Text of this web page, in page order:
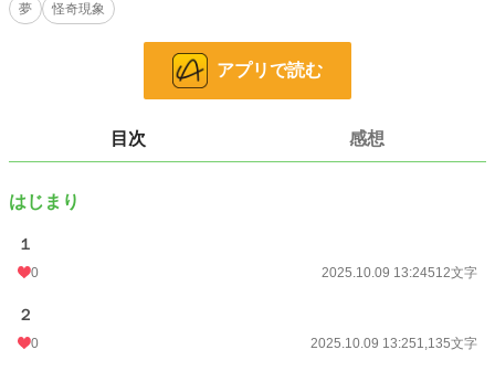
時々、改稿、修正、などしていきます汗 申し訳ありません汗
お暇つぶし程度にお読み下さいませ<(_ _)>
キャラ文芸 5,635 位 / 5,635 件
お気に入り
24h.ポイント
文字数
更新日時
初回公開日時
夢
怪奇現象
アプリで読む
目次 感想
はじまり
１
0 2025.10.09 13:24512文字
２
0 2025.10.09 13:251,135文字